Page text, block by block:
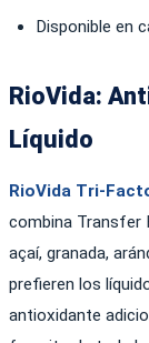
Disponible en
RioVida:
Líquido
RioVida Tri-
combina Transfer
açaí, granada,
prefieren los
antioxidante